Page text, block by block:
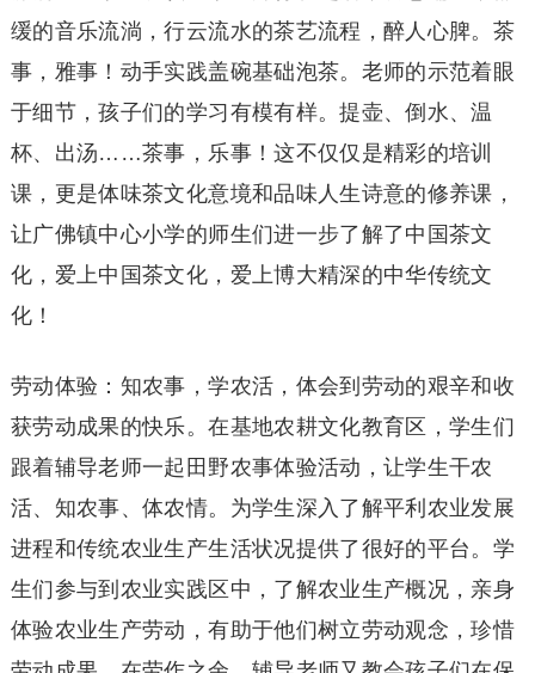
缓的音乐流淌，行云流水的茶艺流程，醉人心脾。茶
事，雅事！动手实践盖碗基础泡茶。老师的示范着眼
于细节，孩子们的学习有模有样。提壶、倒水、温
杯、出汤……茶事，乐事！这不仅仅是精彩的培训
课，更是体味茶文化意境和品味人生诗意的修养课，
让广佛镇中心小学的师生们进一步了解了中国茶文
化，爱上中国茶文化，爱上博大精深的中华传统文
化！
劳动体验：知农事，学农活，体会到劳动的艰辛和收
获劳动成果的快乐。在基地农耕文化教育区，学生们
跟着辅导老师一起田野农事体验活动，让学生干农
活、知农事、体农情。为学生深入了解平利农业发展
进程和传统农业生产生活状况提供了很好的平台。学
生们参与到农业实践区中，了解农业生产概况，亲身
体验农业生产劳动，有助于他们树立劳动观念，珍惜